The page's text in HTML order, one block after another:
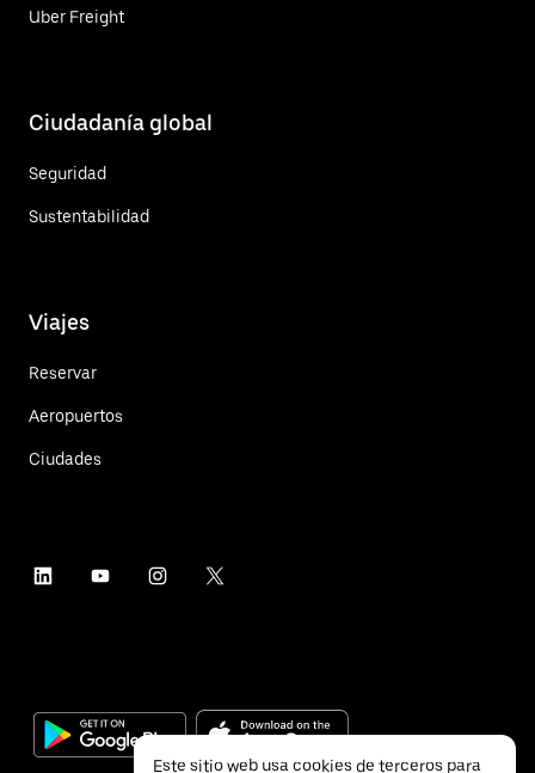
Uber Freight
Ciudadanía global
Seguridad
Sustentabilidad
Viajes
Reservar
Aeropuertos
Ciudades
Este sitio web usa cookies de terceros para